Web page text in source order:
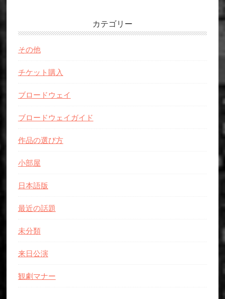
カテゴリー
その他
チケット購入
ブロードウェイ
ブロードウェイガイド
作品の選び方
小部屋
日本語版
最近の話題
未分類
来日公演
観劇マナー